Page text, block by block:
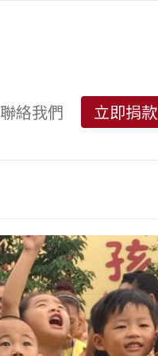
聯絡我們 立即捐款